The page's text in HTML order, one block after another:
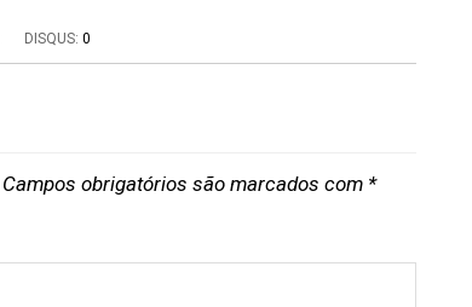
DISQUS: 0
Campos obrigatórios são marcados com *